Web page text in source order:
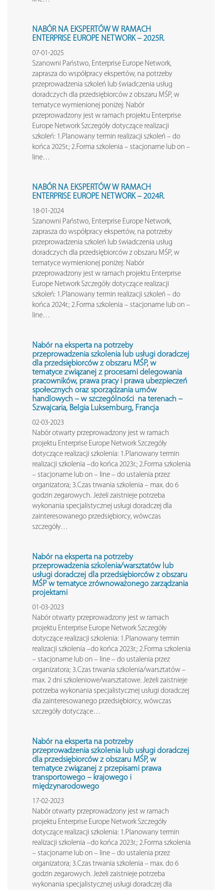
NABÓR NA EKSPERTÓW W RAMACH
ENTERPRISE EUROPE NETWORK – 2025R.
07-01-2025
Szanowni Państwo, Enterprise Europe Network,
zaprasza do współpracy ekspertów, na potrzeby
przeprowadzenia szkoleń lub świadczenia usług
doradczych dla przedsiębiorców z obszaru MŚP, w
tematyce wymienionej poniżej: Nabór
przeprowadzony jest w ramach projektu Enterprise
Europe Network Szczegóły dotyczące realizacji
szkoleń: 1.Planowany termin realizacji szkoleń – do
końca 2025r.; 2.Forma szkolenia – stacjonarne lub on –
line…
NABÓR NA EKSPERTÓW W RAMACH
ENTERPRISE EUROPE NETWORK – 2024R.
18-01-2024
Szanowni Państwo, Enterprise Europe Network,
zaprasza do współpracy ekspertów, na potrzeby
przeprowadzenia szkoleń lub świadczenia usług
doradczych dla przedsiębiorców z obszaru MŚP, w
tematyce wymienionej poniżej: Nabór
przeprowadzony jest w ramach projektu Enterprise
Europe Network Szczegóły dotyczące realizacji
szkoleń: 1.Planowany termin realizacji szkoleń – do
końca 2024r.; 2.Forma szkolenia – stacjonarne lub on –
line…
Nabór na eksperta na potrzeby
przeprowadzenia szkolenia lub usługi doradczej
dla przedsiębiorców z obszaru MŚP, w
tematyce związanej z procesami delegowania
pracowników, prawa pracy i prawa ubezpieczeń
społecznych oraz sporządzania umów
handlowych – w szczególności na terenach –
Szwajcaria, Belgia Luksemburg, Francja
02-03-2023
Nabór otwarty przeprowadzony jest w ramach
projektu Enterprise Europe Network Szczegóły
dotyczące realizacji szkolenia: 1.Planowany termin
realizacji szkolenia –do końca 2023r.; 2.Forma szkolenia
– stacjonarne lub on – line – do ustalenia przez
organizatora; 3.Czas trwania szkolenia – max. do 6
godzin zegarowych. Jeżeli zaistnieje potrzeba
wykonania specjalistycznej usługi doradczej dla
zainteresowanego przedsiębiorcy, wówczas
szczegóły…
Nabór na eksperta na potrzeby
przeprowadzenia szkolenia/warsztatów lub
usługi doradczej dla przedsiębiorców z obszaru
MŚP w tematyce zrównoważonego zarządzania
projektami
01-03-2023
Nabór otwarty przeprowadzony jest w ramach
projektu Enterprise Europe Network Szczegóły
dotyczące realizacji szkolenia: 1.Planowany termin
realizacji szkolenia –do końca 2023r.; 2.Forma szkolenia
– stacjonarne lub on – line – do ustalenia przez
organizatora; 3.Czas trwania szkolenia/warsztatów –
max. 2 dni szkoleniowe/warsztatowe. Jeżeli zaistnieje
potrzeba wykonania specjalistycznej usługi doradczej
dla zainteresowanego przedsiębiorcy, wówczas
szczegóły dotyczące…
Nabór na eksperta na potrzeby
przeprowadzenia szkolenia lub usługi doradczej
dla przedsiębiorców z obszaru MŚP, w
tematyce związanej z przepisami prawa
transportowego – krajowego i
międzynarodowego
17-02-2023
Nabór otwarty przeprowadzony jest w ramach
projektu Enterprise Europe Network Szczegóły
dotyczące realizacji szkolenia: 1.Planowany termin
realizacji szkolenia –do końca 2023r.; 2.Forma szkolenia
– stacjonarne lub on – line – do ustalenia przez
organizatora; 3.Czas trwania szkolenia – max. do 6
godzin zegarowych. Jeżeli zaistnieje potrzeba
wykonania specjalistycznej usługi doradczej dla